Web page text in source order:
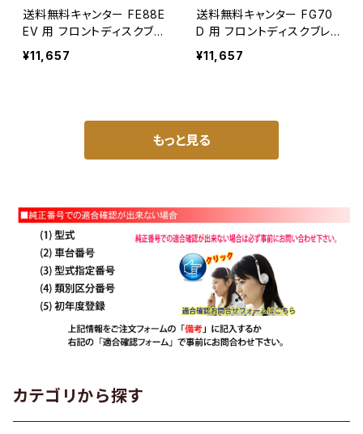
送料無料キャンター FE88E
EV 用 フロントディスクブレ
ーキパッド左右 ＰＡ513
（CAC）/専用グリス付Ｗキャ
¥11,657
送料無料キャンター FG70
D 用 フロントディスクブレ
ーキパッド左右 ＰＡ513
（CAC）/専用グリス付Ｗキャ
¥11,657
もっと見る
カテゴリから探す